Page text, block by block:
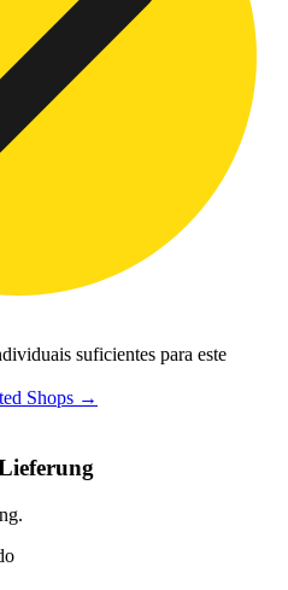
suficientes para este
Shops →